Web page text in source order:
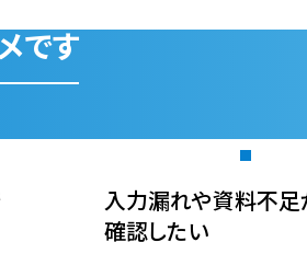
です
入力漏れや資料不
確認したい